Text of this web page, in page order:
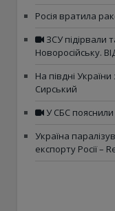
Росія вратила
ЗСУ підірвали
Новоросійську.
На півдні
Сирський
У СБС пояснили
Україна
експорту Росії –